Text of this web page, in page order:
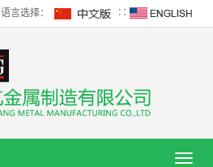
语言选择： ∷
导